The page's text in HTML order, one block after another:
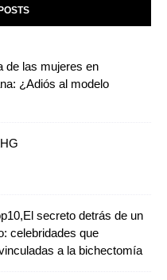
de las mujeres en
¿Adiós al modelo
secreto detrás de un
celebridades que
a la bichectomía